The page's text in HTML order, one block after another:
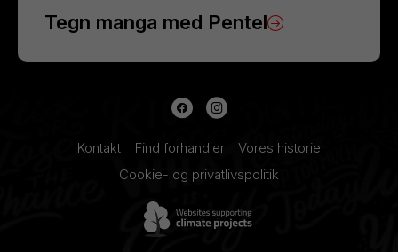
Tegn manga med Pentel
Kontakt Find forhandler
Vores historie
Cookie- og privatlivspolitik